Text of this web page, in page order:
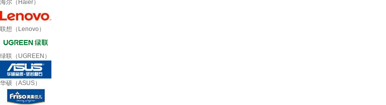
海尔（Haier）
联想（Lenovo）
绿联（UGREEN）
华硕（ASUS）